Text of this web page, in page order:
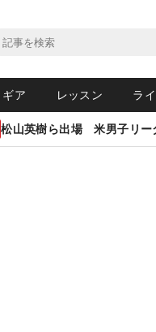
ギア レッスン ラ
松山英樹ら出場 米男子リー